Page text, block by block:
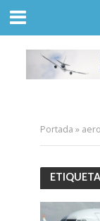
Portada »